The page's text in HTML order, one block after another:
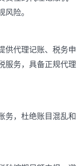
风险。
供代理记账、税务申
服务，具备正规代理
务，杜绝账目混乱和